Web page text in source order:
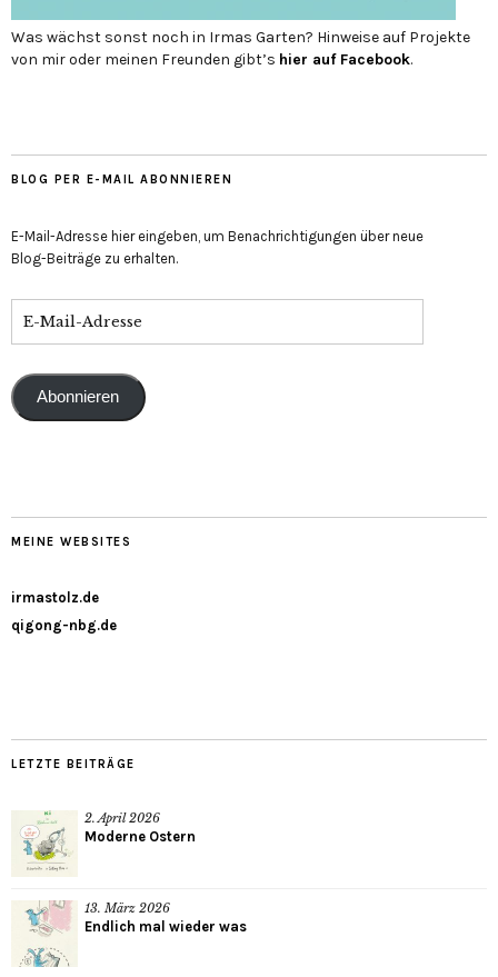
Was wächst sonst noch in Irmas Garten? Hinweise auf Projekte
von mir oder meinen Freunden gibt’s hier auf Face­book.
BLOG PER E-MAIL ABONNIEREN
E-Mail-Adresse hier eingeben, um Benachrichtigungen über neue
Blog-Beiträge zu erhalten.
Abonnieren
MEINE WEBSITES
irmastolz.de
qigong-nbg.de
LETZTE BEITRÄGE
2. April 2026
Moderne Ostern
13. März 2026
Endlich mal wieder was